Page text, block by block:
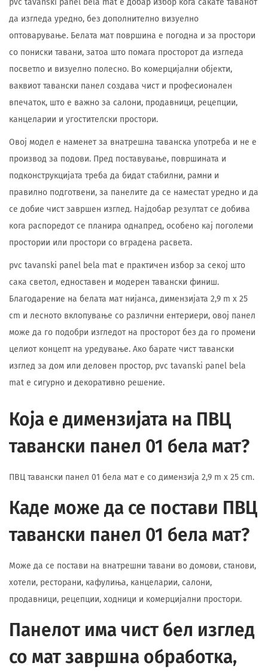
да изгледа уредно, без дополнително визуелно
оптоварување. Белата мат површина е погодна и за простори
со пониски тавани, затоа што помага просторот да изгледа
посветло и визуелно полесно. Во комерцијални објекти,
ваквиот тавански панел создава чист и професионален
впечаток, што е важно за салони, продавници, рецепции,
канцеларии и угостителски простори.
Овој модел е наменет за внатрешна таванска употреба и не е
производ за подови. Пред поставување, површината и
подконструкцијата треба да бидат стабилни, рамни и
правилно подготвени, за панелите да се наместат уредно и да
се добие чист завршен изглед. Најдобар резултат се добива
кога распоредот се планира однапред, особено кај поголеми
простории или простори со вградена расвета.
pvc tavanski panel bela mat е практичен избор за секој што
сака светол, едноставен и модерен тавански финиш.
Благодарение на белата мат нијанса, димензијата 2,9 m x 25
cm и лесното вклопување со различни ентериери, овој панел
може да го подобри изгледот на просторот без да го промени
целиот концепт на уредување. Ако барате чист тавански
изглед за дом или деловен простор, pvc tavanski panel bela
mat е сигурно и декоративно решение.
Која е димензијата на ПВЦ
тавански панел 01 бела мат?
ПВЦ тавански панел 01 бела мат е со димензија 2,9 m x 25 cm.
Каде може да се постави ПВЦ
тавански панел 01 бела мат?
Може да се постави на внатрешни тавани во домови, станови,
хотели, ресторани, кафулиња, канцеларии, салони,
продавници, рецепции, ходници и комерцијални простори.
Панелот има чист бел изглед
со мат завршна обработка,